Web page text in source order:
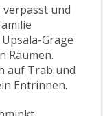
über heißer
und
Grage
Räumen.
Trab und
Entrinnen.